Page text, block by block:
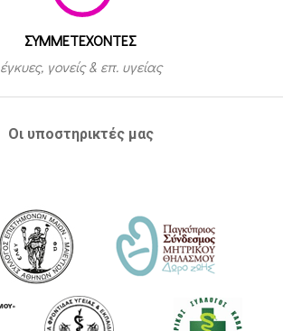
ΣΥΜΜΕΤEΧΟΝΤΕΣ
έγκυες, γονείς & επ. υγείας
Οι υποστηρικτές μας